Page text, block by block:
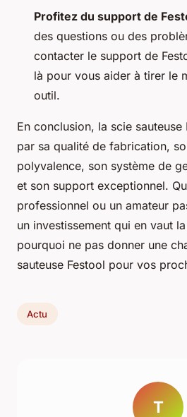
Profitez du support de
des questions ou des
contacter le support de
là pour vous aider à tirer le
outil.
En conclusion, la scie
par sa qualité de fabrication,
polyvalence, son système de
et son support exceptionnel.
professionnel ou un amateur
un investissement qui en vaut
pourquoi ne pas donner une
sauteuse Festool pour vos
Actu
T